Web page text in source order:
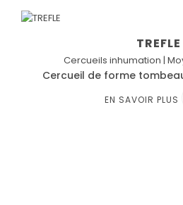
TREFLE
Cercueils inhumation |
Cercueil de forme
EN SAVOIR PLUS